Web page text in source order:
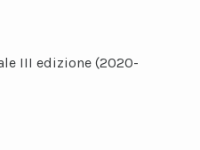
III edizione (2020-